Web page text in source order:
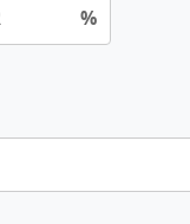
%